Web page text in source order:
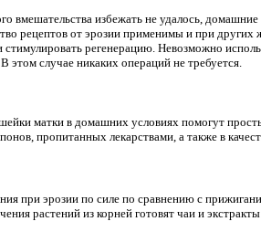
вмешательства избежать не удалось,
рецептов от эрозии применимы и при других
стимулировать регенерацию. Невозможно
этом случае никаких операций не требуется.
матки в домашних условиях помогут
пропитанных лекарствами, а также в
при эрозии по силе по сравнению с
растений из корней готовят чаи и